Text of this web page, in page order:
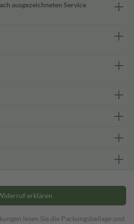
ausgezeichneten Service
erklären
lesen Sie die Packungsbeilage und